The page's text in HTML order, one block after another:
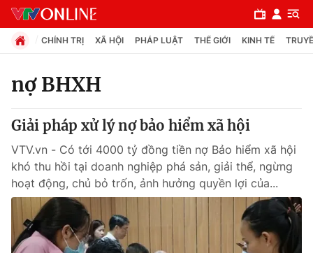
Chuyên mục
Xã hội
Pháp luật
CHÍNH TRỊ XÃ HỘI PHÁP LUẬT THẾ GIỚI KINH TẾ
nợ BHXH
Giải pháp xử lý nợ bảo hiểm xã hội
VTV.vn - Có tới 4000 tỷ đồng tiền nợ Bảo hiểm xã hội
khó thu hồi tại doanh nghiệp phá sản, giải thể, ngừng
hoạt động, chủ bỏ trốn, ảnh hưởng quyền lợi của...